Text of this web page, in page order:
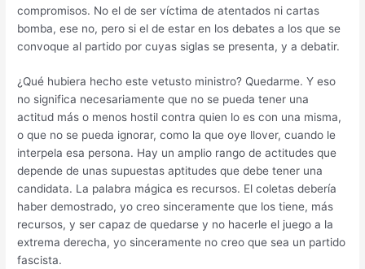
compromisos. No el de ser víctima de atentados ni cartas
bomba, ese no, pero si el de estar en los debates a los que se
convoque al partido por cuyas siglas se presenta, y a debatir.
¿Qué hubiera hecho este vetusto ministro? Quedarme. Y eso
no significa necesariamente que no se pueda tener una
actitud más o menos hostil contra quien lo es con una misma,
o que no se pueda ignorar, como la que oye llover, cuando le
interpela esa persona. Hay un amplio rango de actitudes que
depende de unas supuestas aptitudes que debe tener una
candidata. La palabra mágica es recursos. El coletas debería
haber demostrado, yo creo sinceramente que los tiene, más
recursos, y ser capaz de quedarse y no hacerle el juego a la
extrema derecha, yo sinceramente no creo que sea un partido
fascista.